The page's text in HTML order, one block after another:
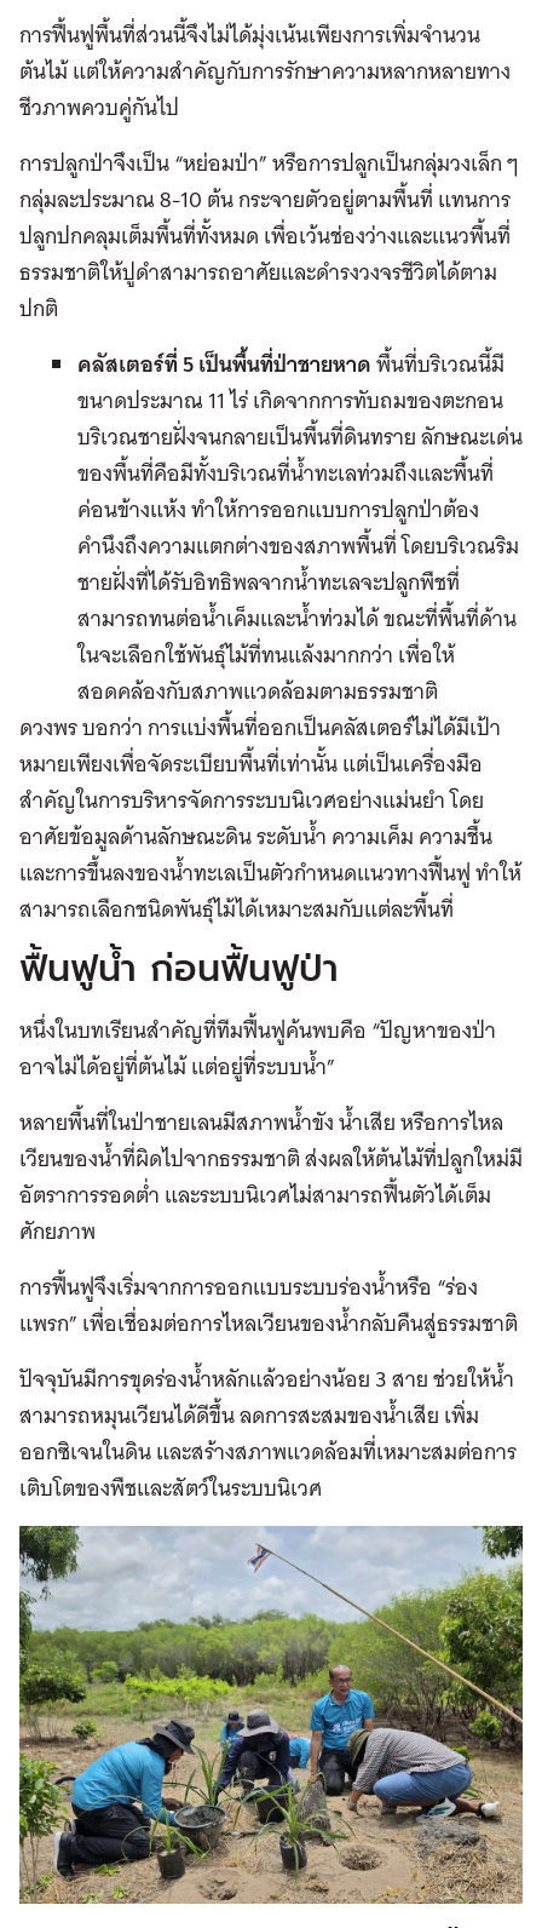
การฟื้นฟูพื้นที่ส่วนนี้จึงไม่ได้มุ่งเน้นเพียงการเพิ่มจำนวน
ต้นไม้ แต่ให้ความสำคัญกับการรักษาความหลากหลายทาง
ชีวภาพควบคู่กันไป
การปลูกป่าจึงเป็น “หย่อมป่า” หรือการปลูกเป็นกลุ่มวงเล็ก ๆ
กลุ่มละประมาณ 8-10 ต้น กระจายตัวอยู่ตามพื้นที่ แทนการ
ปลูกปกคลุมเต็มพื้นที่ทั้งหมด เพื่อเว้นช่องว่างและแนวพื้นที่
ธรรมชาติให้ปูดำสามารถอาศัยและดำรงวงจรชีวิตได้ตาม
ปกติ
คลัสเตอร์ที่5 เป็นพื้นที่ป่าชายหาดพื้นที่บริเวณนี้มี
ขนาดประมาณ 11 ไร่ เกิดจากการทับถมของตะกอน
บริเวณชายฝั่งจนกลายเป็นพื้นที่ดินทราย ลักษณะเด่น
ของพื้นที่คือมีทั้งบริเวณที่น้ำทะเลท่วมถึงและพื้นที่
ค่อนข้างแห้ง ทำให้การออกแบบการปลูกป่าต้อง
คำนึงถึงความแตกต่างของสภาพพื้นที่ โดยบริเวณริม
ชายฝั่งที่ได้รับอิทธิพลจากน้ำทะเลจะปลูกพืชที่
สามารถทนต่อน้ำเค็มและน้ำท่วมได้ ขณะที่พื้นที่ด้าน
ในจะเลือกใช้พันธุ์ไม้ที่ทนแล้งมากกว่า เพื่อให้
สอดคล้องกับสภาพแวดล้อมตามธรรมชาติ
ดวงพร บอกว่า การแบ่งพื้นที่ออกเป็นคลัสเตอร์ไม่ได้มีเป้า
หมายเพียงเพื่อจัดระเบียบพื้นที่เท่านั้น แต่เป็นเครื่องมือ
สำคัญในการบริหารจัดการระบบนิเวศอย่างแม่นยำ โดย
อาศัยข้อมูลด้านลักษณะดิน ระดับน้ำ ความเค็ม ความชื้น
และการขึ้นลงของน้ำทะเลเป็นตัวกำหนดแนวทางฟื้นฟู ทำให้
สามารถเลือกชนิดพันธุ์ไม้ได้เหมาะสมกับแต่ละพื้นที่
ฟื้นฟูน้ำ ก่อนฟื้นฟูป่า
หนึ่งในบทเรียนสำคัญที่ทีมฟื้นฟูค้นพบคือ “ปัญหาของป่า
อาจไม่ได้อยู่ที่ต้นไม้ แต่อยู่ที่ระบบน้ำ”
หลายพื้นที่ในป่าชายเลนมีสภาพน้ำขัง น้ำเสีย หรือการไหล
เวียนของน้ำที่ผิดไปจากธรรมชาติ ส่งผลให้ต้นไม้ที่ปลูกใหม่มี
อัตราการรอดต่ำ และระบบนิเวศไม่สามารถฟื้นตัวได้เต็ม
ศักยภาพ
การฟื้นฟูจึงเริ่มจากการออกแบบระบบร่องน้ำหรือ “ร่อง
แพรก” เพื่อเชื่อมต่อการไหลเวียนของน้ำกลับคืนสู่ธรรมชาติ
ปัจจุบันมีการขุดร่องน้ำหลักแล้วอย่างน้อย 3 สาย ช่วยให้น้ำ
สามารถหมุนเวียนได้ดีขึ้น ลดการสะสมของน้ำเสีย เพิ่ม
ออกซิเจนในดิน และสร้างสภาพแวดล้อมที่เหมาะสมต่อการ
เติบโตของพืชและสัตว์ในระบบนิเวศ